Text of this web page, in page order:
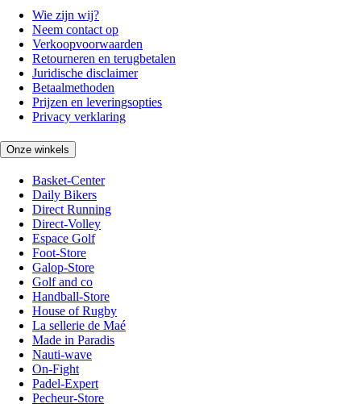
Wie zijn wij?
Neem contact op
Verkoopvoorwaarden
Retourneren en terugbetalen
Juridische disclaimer
Betaalmethoden
Prijzen en leveringsopties
Privacy verklaring
Onze winkels
Basket-Center
Daily Bikers
Direct Running
Direct-Volley
Espace Golf
Foot-Store
Galop-Store
Golf and co
Handball-Store
House of Rugby
La sellerie de Maé
Made in Paradis
Nauti-wave
On-Fight
Padel-Expert
Pecheur-Store